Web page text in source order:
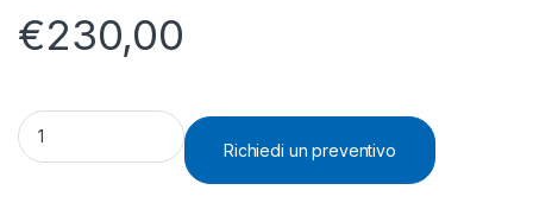
€230,00
sedia Annie Soft di Calligaris quantity
Richiedi un preventivo